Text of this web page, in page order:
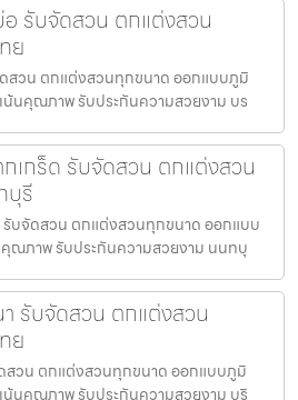
รับจัดสวน ตกแต่งสวน
ย
สวน ตกแต่งสวนทุกขนาด ออกแบบภูมิ
น้นคุณภาพ รับประกันความสวยงาม บร
เกร็ด รับจัดสวน ตกแต่งสวน
บุรี
รับจัดสวน ตกแต่งสวนทุกขนาด ออกแบบ
ณภาพ รับประกันความสวยงาม นนทบุ
รับจัดสวน ตกแต่งสวน
ย
สวน ตกแต่งสวนทุกขนาด ออกแบบภูมิ
น้นคุณภาพ รับประกันความสวยงาม บริ